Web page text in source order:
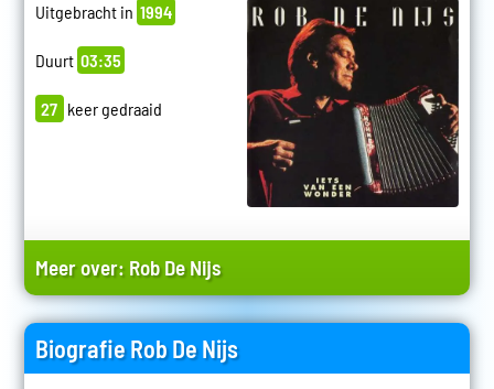
Uitgebracht in 1994
Duurt 03:35
27 keer gedraaid
Meer over: Rob De Nijs
Biografie Rob De Nijs